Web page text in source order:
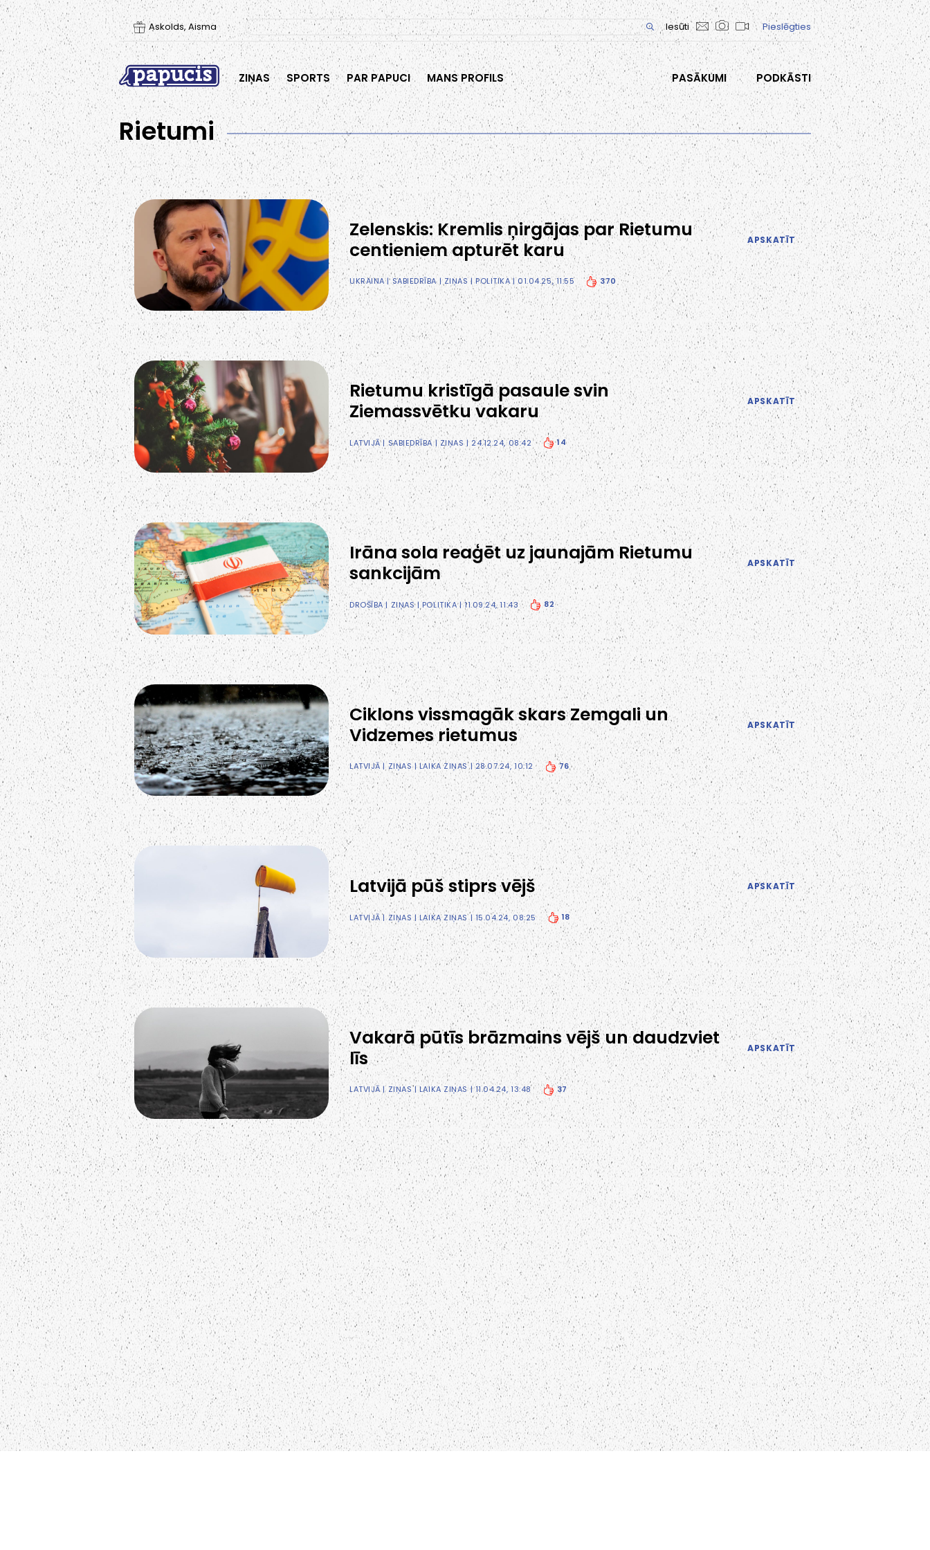
Askolds, Aisma Iesūti Pieslēgties
ZIŅAS SPORTS PAR PAPUCI MANS PROFILS PASĀKUMI PODKĀSTI
Rietumi
Zelenskis: Kremlis ņirgājas par Rietumu
centieniem apturēt karu
APSKATĪT
UKRAINA|SABIEDRĪBA|ZIŅAS|POLITIKA| 01.04.25, 11:55 370
Rietumu kristīgā pasaule svin
Ziemassvētku vakaru
APSKATĪT
LATVIJĀ|SABIEDRĪBA| ZIŅAS| 24.12.24, 08:42 14
Irāna sola reaģēt uz jaunajām Rietumu
sankcijām
APSKATĪT
DROŠĪBA| ZIŅAS| POLITIKA| 11.09.24, 11:43 82
Ciklons vissmagāk skars Zemgali un
Vidzemes rietumus
APSKATĪT
LATVIJĀ|ZIŅAS|LAIKA ZIŅAS| 28.07.24, 10:12 76
Latvijā pūš stiprs vējš APSKATĪT
LATVIJĀ|ZIŅAS | LAIKA ZIŅAS| 15.04.24, 08:25 18
Vakarā pūtīs brāzmains vējš un daudzviet
līs
APSKATĪT
LATVIJĀ| ZIŅAS|LAIKA ZIŅAS| 11.04.24, 13:48 37